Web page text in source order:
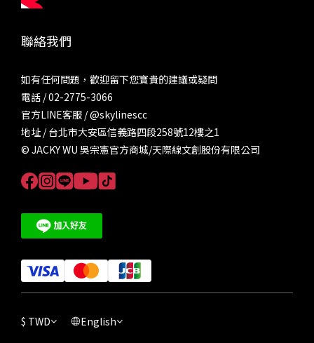
聯絡我們
如有任何問題，歡迎留下您寶貴的建議或疑問
電話 / 02-2775-3066
官方LINE客服 /@skylinescc
地址 / 台北市大安區信義路四段258號12樓之1
© JACKY WU 吳宗憲官方商城/天際線文創股份有限公司
$ TWD English